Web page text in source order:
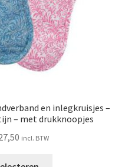
en inlegkruisjes –
– met drukknoopjes
Prijsklasse:
incl. BTW